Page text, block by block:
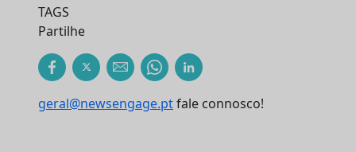
TAGS
Partilhe
geral@newsengage.ptfale connosco!